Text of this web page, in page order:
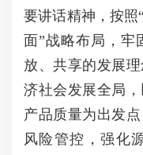
要讲话精神，按照
面”战略布局，牢
放、共享的发展
济社会发展全局
产品质量为出发
风险管控，强化